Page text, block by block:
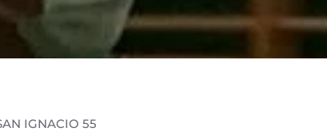
IGNACIO 55